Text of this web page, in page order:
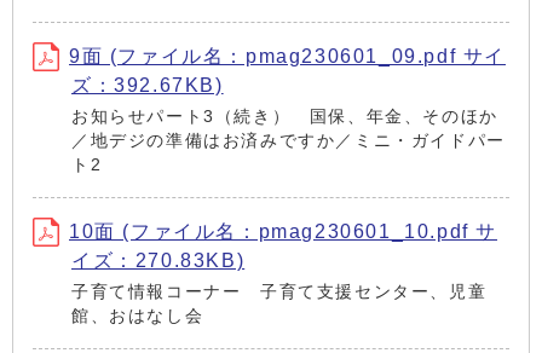
9面 (ファイル名：pmag230601_09.pdf サイ
ズ：392.67KB)
お知らせパート3（続き） 国保、年金、そのほか
／地デジの準備はお済みですか／ミニ・ガイドパー
ト2
10面 (ファイル名：pmag230601_10.pdf サ
イズ：270.83KB)
子育て情報コーナー 子育て支援センター、児童
館、おはなし会